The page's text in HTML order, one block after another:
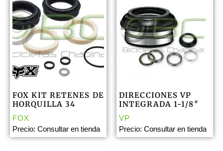
FOX KIT RETENES DE
HORQUILLA 34
FOX
Precio: Consultar en tienda
DIRECCIONES VP
INTEGRADA 1-1/8″
VP
Precio: Consultar en tienda